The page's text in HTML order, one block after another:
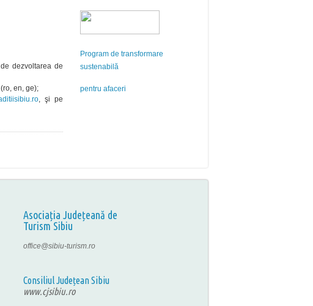
dezvoltarea de
en, ge);
, şi pe
Program de transformare
sustenabilă
pentru afaceri
Asociația Județeană de
Turism Sibiu
office@sibiu-turism.ro
Consiliul Județean Sibiu
www.cjsibiu.ro